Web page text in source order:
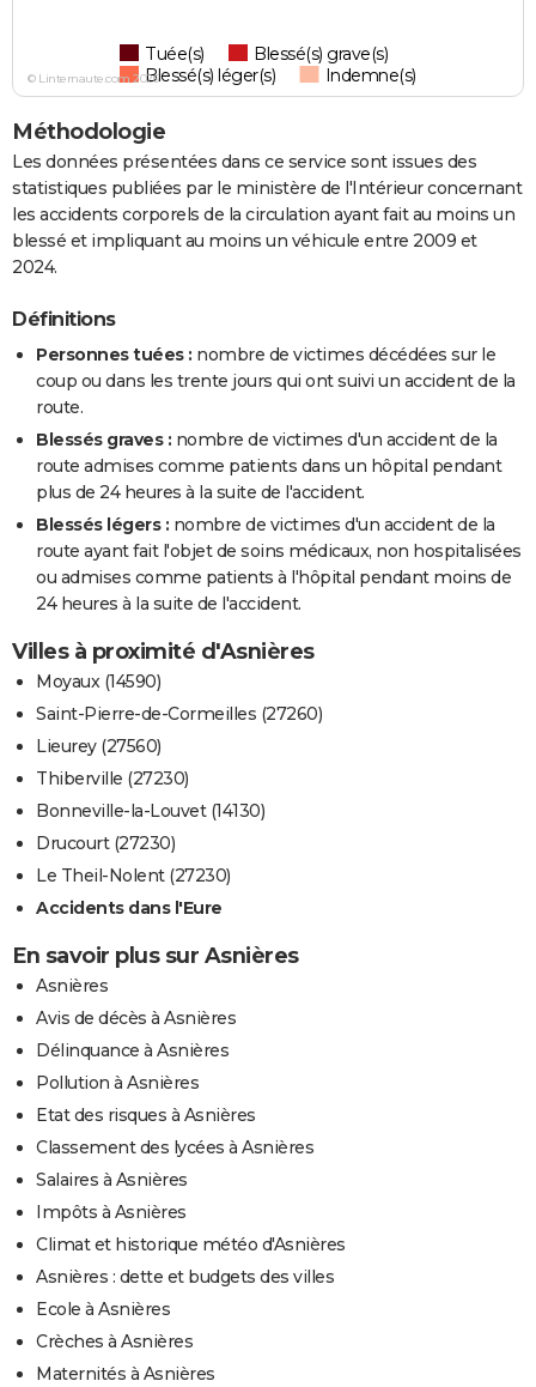
Tuée(s)
Blessé(s) grave(s)
Blessé(s) léger(s)
Indemne(s)
© Linternaute.com 2026
Méthodologie
Les données présentées dans ce service sont issues des
statistiques publiées par le ministère de l'Intérieur concernant
les accidents corporels de la circulation ayant fait au moins un
blessé et impliquant au moins un véhicule entre 2009 et
2024.
Définitions
Personnes tuées : nombre de victimes décédées sur le
coup ou dans les trente jours qui ont suivi un accident de la
route.
Blessés graves : nombre de victimes d'un accident de la
route admises comme patients dans un hôpital pendant
plus de 24 heures à la suite de l'accident.
Blessés légers : nombre de victimes d'un accident de la
route ayant fait l'objet de soins médicaux, non hospitalisées
ou admises comme patients à l'hôpital pendant moins de
24 heures à la suite de l'accident.
Villes à proximité d'Asnières
Moyaux (14590)
Saint-Pierre-de-Cormeilles (27260)
Lieurey (27560)
Thiberville (27230)
Bonneville-la-Louvet (14130)
Drucourt (27230)
Le Theil-Nolent (27230)
Accidents dans l'Eure
En savoir plus sur Asnières
Asnières
Avis de décès à Asnières
Délinquance à Asnières
Pollution à Asnières
Etat des risques à Asnières
Classement des lycées à Asnières
Salaires à Asnières
Impôts à Asnières
Climat et historique météo d'Asnières
Asnières : dette et budgets des villes
Ecole à Asnières
Crèches à Asnières
Maternités à Asnières